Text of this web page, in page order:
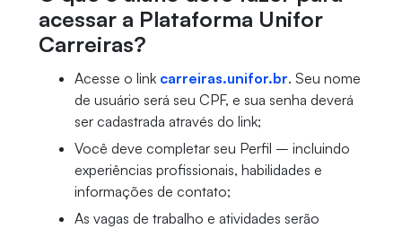
acessar a Plataforma Unifor
Carreiras?
Acesse o link carreiras.unifor.br. Seu nome
de usuário será seu CPF, e sua senha deverá
ser cadastrada através do link;
Você deve completar seu Perfil – incluindo
experiências profissionais, habilidades e
informações de contato;
As vagas de trabalho e atividades serão